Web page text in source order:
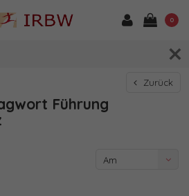
0
Zurück
Führung
Am